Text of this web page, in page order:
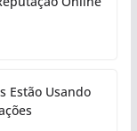
Estão Usando